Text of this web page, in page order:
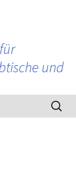
und
Suchen
nach: